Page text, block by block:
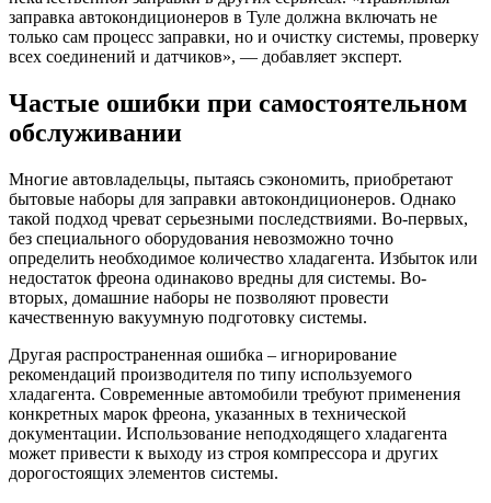
заправка автокондиционеров в Туле должна включать не
только сам процесс заправки, но и очистку системы, проверку
всех соединений и датчиков», — добавляет эксперт.
Частые ошибки при самостоятельном
обслуживании
Многие автовладельцы, пытаясь сэкономить, приобретают
бытовые наборы для заправки автокондиционеров. Однако
такой подход чреват серьезными последствиями. Во-первых,
без специального оборудования невозможно точно
определить необходимое количество хладагента. Избыток или
недостаток фреона одинаково вредны для системы. Во-
вторых, домашние наборы не позволяют провести
качественную вакуумную подготовку системы.
Другая распространенная ошибка – игнорирование
рекомендаций производителя по типу используемого
хладагента. Современные автомобили требуют применения
конкретных марок фреона, указанных в технической
документации. Использование неподходящего хладагента
может привести к выходу из строя компрессора и других
дорогостоящих элементов системы.